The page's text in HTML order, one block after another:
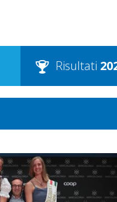
Risultati